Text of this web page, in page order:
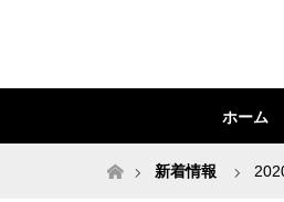
ホーム
ホーム新着情報